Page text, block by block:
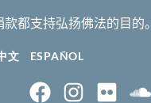
款都支持弘扬佛法的目的。
文 ESPAÑOL